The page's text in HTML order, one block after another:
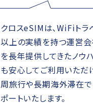
クロスeSIMは、WiFiト
以上の実績を持つ運営
を長年提供してきたノウ
も安心してご利用いただ
周旅行や長期海外滞在
ポートいたします。